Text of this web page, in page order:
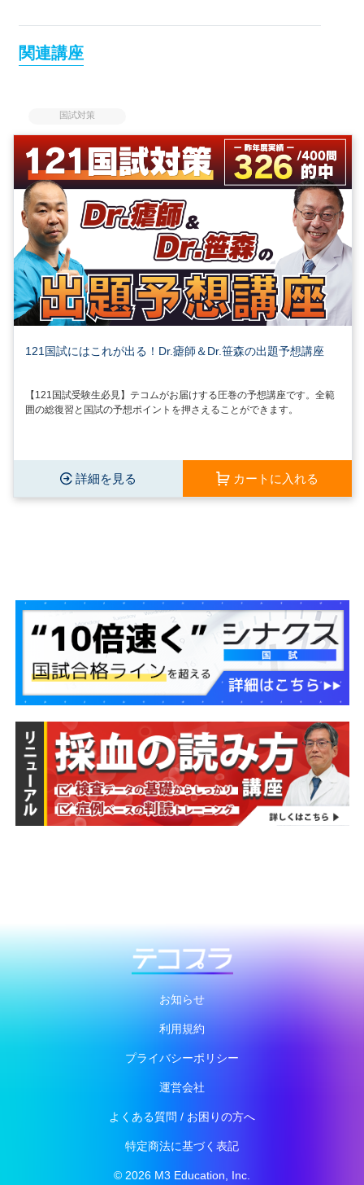
関連講座
国試対策
121国試にはこれが出る！Dr.瘧師＆Dr.笹森の出題予想講座
【121国試受験生必見】テコムがお届けする圧巻の予想講座です。全範
囲の総復習と国試の予想ポイントを押さえることができます。
詳細を見る カートに入れる
お知らせ
利用規約
プライバシーポリシー
運営会社
よくある質問 / お困りの方へ
特定商法に基づく表記
© 2026 M3 Education, Inc.